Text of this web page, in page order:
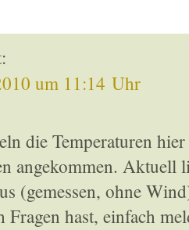
um 11:14 Uhr
die Temperaturen
angekommen. Aktuell
(gemessen, ohne
Fragen hast, einfach